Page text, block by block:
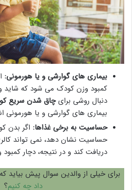
بیماری های گوارشی و یا هورمونی:
کمبود وزن کودک می شود که شاید
دنبال روشی برایچاق شدن سریع
بیماری های گوارشی و یا هورمونی
حساسیت به برخی غذاها: اگر بدن
حساسیت نشان دهد، نمی تواند کالری
دریافت کند و در نتیجه، دچار
برای خیلی از والدین سوال پیش بیاید
داد چه کنیم؟